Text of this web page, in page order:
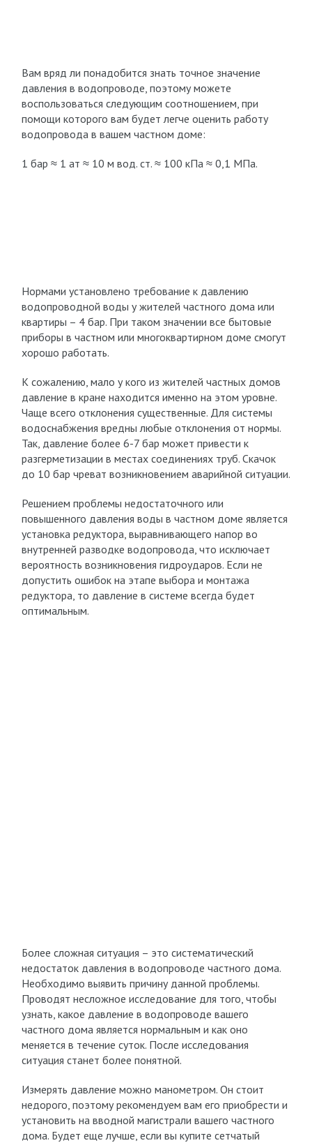
Вам вряд ли понадобится знать точное значение
давления в водопроводе, поэтому можете
воспользоваться следующим соотношением, при
помощи которого вам будет легче оценить работу
водопровода в вашем частном доме:
1 бар ≈ 1 ат ≈ 10 м вод. ст. ≈ 100 кПа ≈ 0,1 МПа.
Нормами установлено требование к давлению
водопроводной воды у жителей частного дома или
квартиры – 4 бар. При таком значении все бытовые
приборы в частном или многоквартирном доме смогут
хорошо работать.
К сожалению, мало у кого из жителей частных домов
давление в кране находится именно на этом уровне.
Чаще всего отклонения существенные. Для системы
водоснабжения вредны любые отклонения от нормы.
Так, давление более 6-7 бар может привести к
разгерметизации в местах соединениях труб. Скачок
до 10 бар чреват возникновением аварийной ситуации.
Решением проблемы недостаточного или
повышенного давления воды в частном доме является
установка редуктора, выравнивающего напор во
внутренней разводке водопровода, что исключает
вероятность возникновения гидроударов. Если не
допустить ошибок на этапе выбора и монтажа
редуктора, то давление в системе всегда будет
оптимальным.
Более сложная ситуация – это систематический
недостаток давления в водопроводе частного дома.
Необходимо выявить причину данной проблемы.
Проводят несложное исследование для того, чтобы
узнать, какое давление в водопроводе вашего
частного дома является нормальным и как оно
меняется в течение суток. После исследования
ситуация станет более понятной.
Измерять давление можно манометром. Он стоит
недорого, поэтому рекомендуем вам его приобрести и
установить на вводной магистрали вашего частного
дома. Будет еще лучше, если вы купите сетчатый